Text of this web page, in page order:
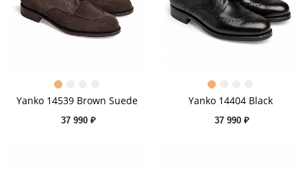
Yanko 14539 Brown Suede
37 990 ₽
Yanko 14404 Black
37 990 ₽